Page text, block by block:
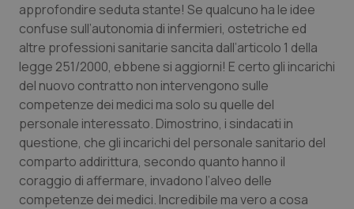
Piemonte
Provincia Autonoma di Bolzano
Provincia Autonoma di Trento
Puglia
Sardegna
HIV
Infezioni & Febbre
Ipertensione & Scompenso
Malattie rare
Malattia di Crohn & Rettocolite Ulcerosa
approfondire seduta stante! Se qualcuno ha le idee
confuse sull’autonomia di infermieri, ostetriche ed
altre professioni sanitarie sancita dall’articolo 1 della
legge 251/2000, ebbene si aggiorni! E certo gli incarichi
del nuovo contratto non intervengono sulle
competenze dei medici ma solo su quelle del
personale interessato. Dimostrino, i sindacati in
questione, che gli incarichi del personale sanitario del
comparto addirittura, secondo quanto hanno il
coraggio di affermare, invadono l’alveo delle
competenze dei medici. Incredibile ma vero a cosa